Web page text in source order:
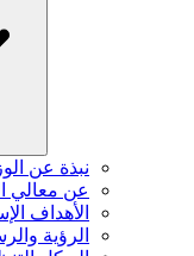
نبذة عن
عن معالي
الأهداف
الرؤية